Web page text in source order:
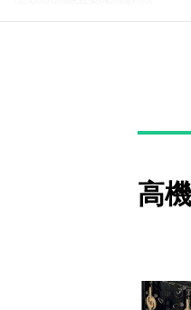
高